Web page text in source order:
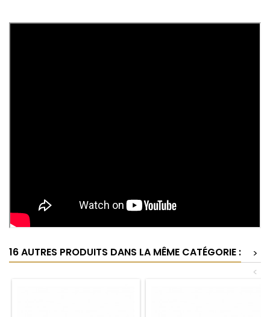
16 AUTRES PRODUITS DANS LA MÊME CATÉGORIE :
>
<